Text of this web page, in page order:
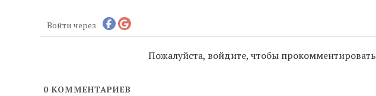
Войти через
Пожалуйста, войдите, чтобы прокомментировать
0КОММЕНТАРИЕВ